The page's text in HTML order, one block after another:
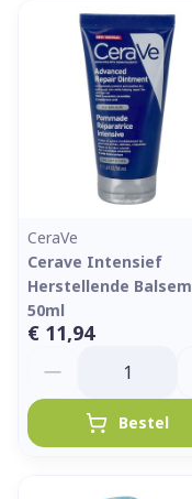
CeraVe
Cerave Intensief
Herstellende Balsem
50ml
€ 11,94
Bestel